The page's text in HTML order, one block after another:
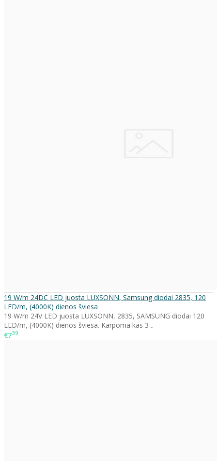
19 W/m 24DC LED juosta LUXSONN, Samsung diodai 2835, 120
LED/m, (4000K) dienos šviesa
19 W/m 24V LED juosta LUXSONN, 2835, SAMSUNG diodai 120
LED/m, (4000K) dienos šviesa. Karpoma kas 3 ..
€739